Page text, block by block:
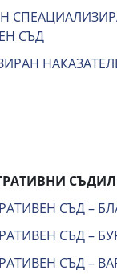
СЪД
СЪД –
СЪД –
СЪД –